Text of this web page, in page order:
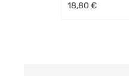
18,80 €